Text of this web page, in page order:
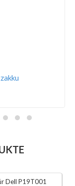
Dell P19T001